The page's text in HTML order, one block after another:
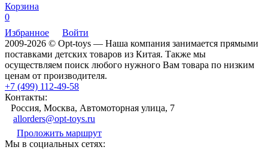
Корзина
0
Избранное
Войти
2009-2026 © Opt-toys — Наша компания занимается прямыми
поставками детских товаров из Китая. Также мы
осуществляем поиск любого нужного Вам товара по низким
ценам от производителя.
+7 (499) 112-49-58
Контакты:
Россия, Москва, Автомоторная улица, 7
allorders@opt-toys.ru
Проложить маршрут
Мы в социальных сетях: